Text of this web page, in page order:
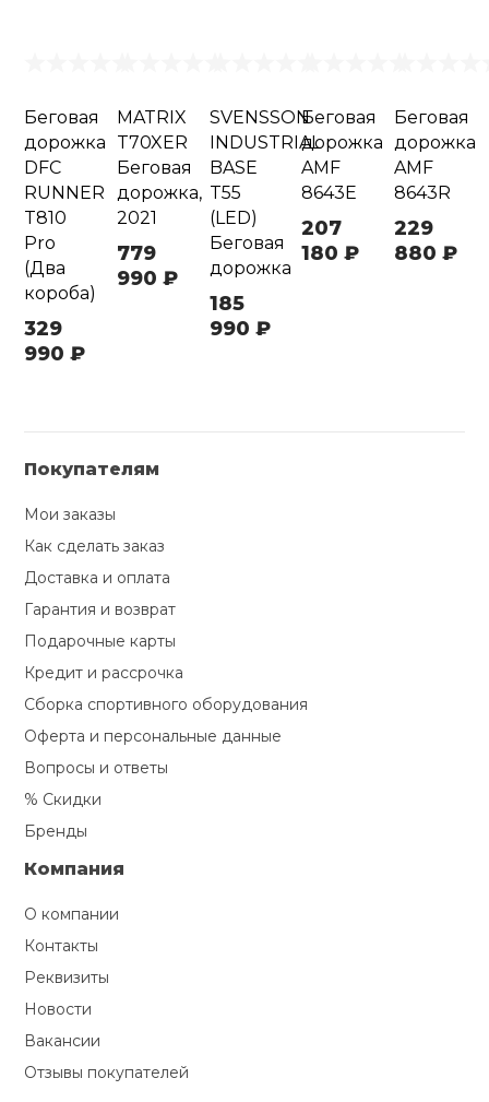
Беговая
дорожка
DFC
RUNNER
T810
Pro
(Два
короба)
329
990 ₽
MATRIX
T70XER
Беговая
дорожка,
2021
779
990 ₽
SVENSSON
INDUSTRIAL
BASE
T55
(LED)
Беговая
дорожка
185
990 ₽
Беговая
дорожка
AMF
8643E
207
180 ₽
Беговая
дорожка
AMF
8643R
229
880 ₽
Покупателям
Мои заказы
Как сделать заказ
Доставка и оплата
Гарантия и возврат
Подарочные карты
Кредит и рассрочка
Сборка спортивного оборудования
Оферта и персональные данные
Вопросы и ответы
% Скидки
Бренды
Компания
О компании
Контакты
Реквизиты
Новости
Вакансии
Отзывы покупателей